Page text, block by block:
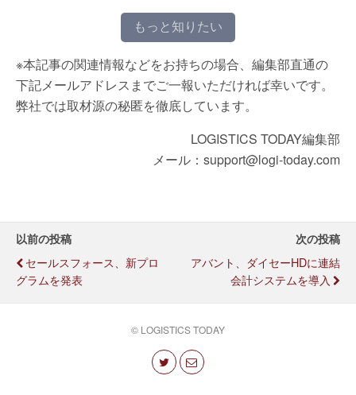
もっと知りたい
※本記事の関連情報などをお持ちの場合、編集部直通の
下記メールアドレスまでご一報いただければ幸いです。
弊社では取材源の秘匿を徹底しています。
LOGISTICS TODAY編集部
メール：support@logi-today.com
以前の投稿
セールスフォース、新プロ
グラムを発表
次の投稿
アバント、ダイセーHDに連結
会計システムを導入
© LOGISTICS TODAY